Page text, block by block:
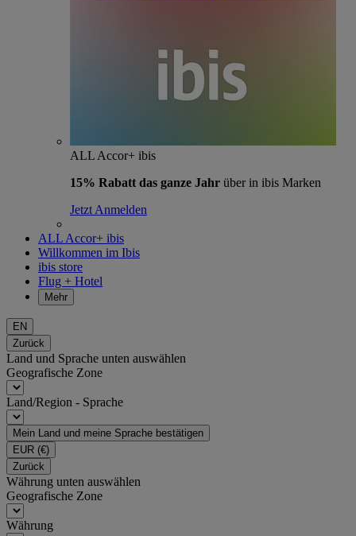
ALL Accor+ ibis
15% Rabatt das ganze Jahr über in ibis Marken
Jetzt Anmelden
ALL Accor+ ibis
Willkommen im Ibis
ibis store
Flug + Hotel
Mehr
EN
Zurück
Land und Sprache unten auswählen
Geografische Zone
Land/Region - Sprache
Mein Land und meine Sprache bestätigen
EUR (€)
Zurück
Währung unten auswählen
Geografische Zone
Währung